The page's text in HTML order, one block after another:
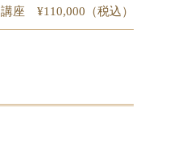
講座 ¥110,000（税込）